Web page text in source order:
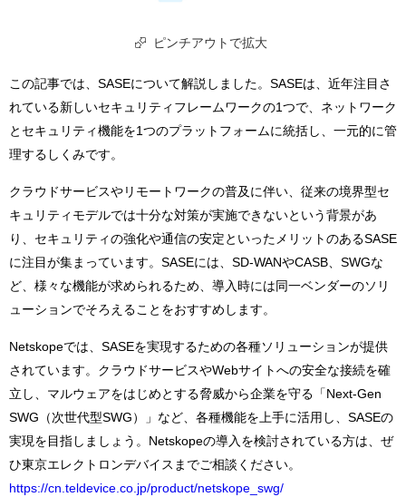
ピンチアウトで拡大
この記事では、SASEについて解説しました。SASEは、近年注目さ
れている新しいセキュリティフレームワークの1つで、ネットワーク
とセキュリティ機能を1つのプラットフォームに統括し、一元的に管
理するしくみです。
クラウドサービスやリモートワークの普及に伴い、従来の境界型セ
キュリティモデルでは十分な対策が実施できないという背景があ
り、セキュリティの強化や通信の安定といったメリットのあるSASE
に注目が集まっています。SASEには、SD-WANやCASB、SWGな
ど、様々な機能が求められるため、導入時には同一ベンダーのソリ
ューションでそろえることをおすすめします。
Netskopeでは、SASEを実現するための各種ソリューションが提供
されています。クラウドサービスやWebサイトへの安全な接続を確
立し、マルウェアをはじめとする脅威から企業を守る「Next-Gen
SWG（次世代型SWG）」など、各種機能を上手に活用し、SASEの
実現を目指しましょう。Netskopeの導入を検討されている方は、ぜ
ひ東京エレクトロンデバイスまでご相談ください。
https://cn.teldevice.co.jp/product/netskope_swg/